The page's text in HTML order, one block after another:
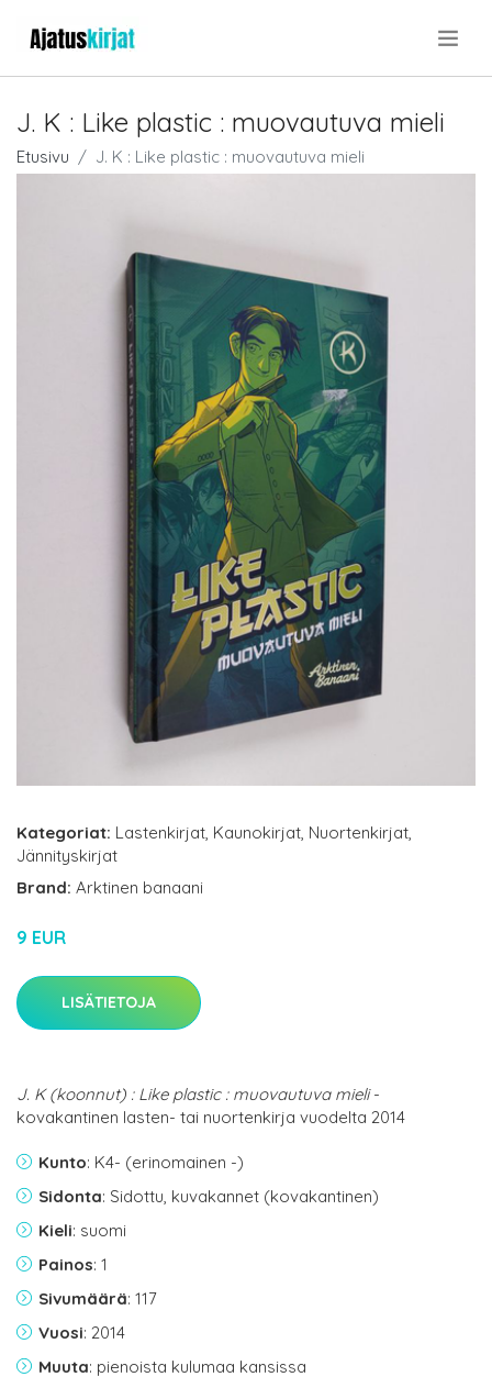
J. K : Like plastic : muovautuva mieli
Etusivu J. K : Like plastic : muovautuva mieli
Kategoriat: Lastenkirjat, Kaunokirjat, Nuortenkirjat,
Jännityskirjat
Brand: Arktinen banaani
9 EUR
LISÄTIETOJA
J. K (koonnut) : Like plastic : muovautuva mieli-
kovakantinen lasten- tai nuortenkirja vuodelta 2014
Kunto: K4- (erinomainen -)
Sidonta: Sidottu, kuvakannet (kovakantinen)
Kieli: suomi
Painos: 1
Sivumäärä: 117
Vuosi: 2014
Muuta: pienoista kulumaa kansissa